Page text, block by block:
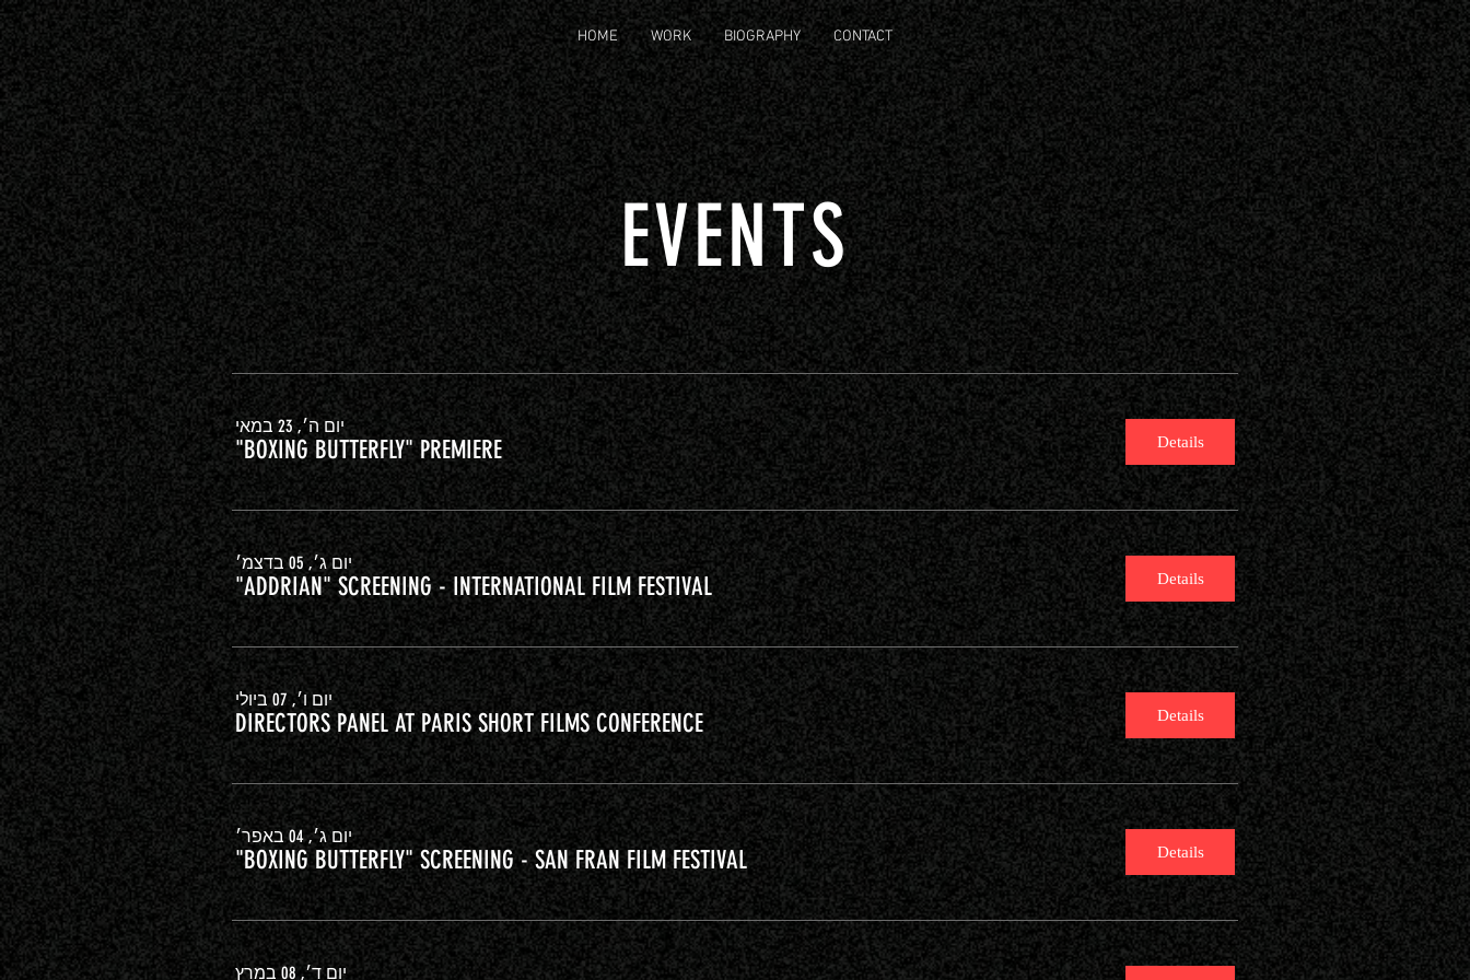
HOME WORK BIOGRAPHY CONTACT
EVENTS
יום ה׳, 23 במאי
"BOXING BUTTERFLY" PREMIERE Details
יום ג׳, 05 בדצמ׳
"ADDRIAN" SCREENING - INTERNATIONAL FILM FESTIVAL Details
יום ו׳, 07 ביולי
DIRECTORS PANEL AT PARIS SHORT FILMS CONFERENCE Details
יום ג׳, 04 באפר׳
"BOXING BUTTERFLY" SCREENING - SAN FRAN FILM FESTIVAL Details
יום ד׳, 08 במרץ